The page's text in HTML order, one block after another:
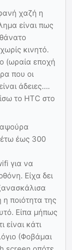
χαζή η
είναι πως
κινητό.
(ωραία εποχή
που οι
άδειες….
το HTC στο
έως 300
για να
Είχα δει
ποιότητα της
Είπα μήπως
κάτι
(Φοβάμαι